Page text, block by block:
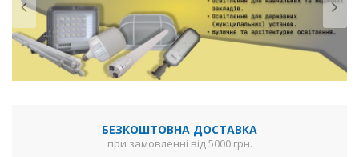
БЕЗКОШТОВНА ДОСТАВКА
при замовленні від 5000 грн.